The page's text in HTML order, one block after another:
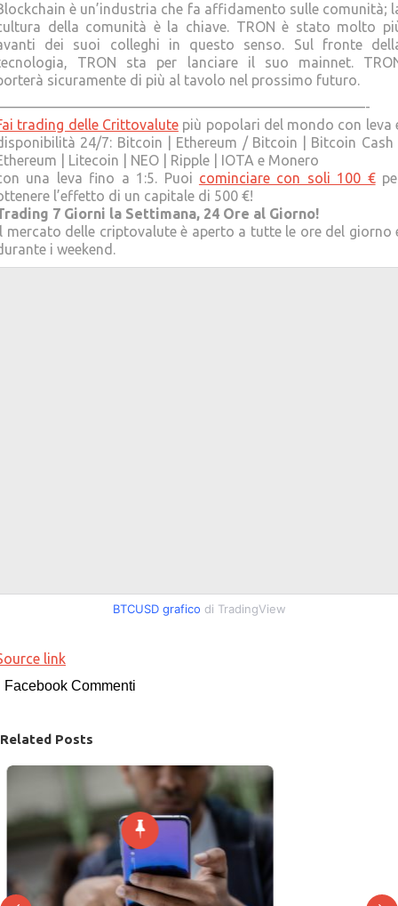
è un’industria che fa affidamento sulle comunità;
della comunità è la chiave. TRON è stato molto
dei suoi colleghi in questo senso. Sul fronte
TRON sta per lanciare il suo mainnet.
sicuramente di più al tavolo nel prossimo futuro.
trading delle Crittovalutepiù popolari del mondo con leva
24/7: Bitcoin | Ethereum / Bitcoin | Bitcoin Cash
| Litecoin | NEO | Ripple | IOTA e Monero
una leva fino a 1:5. Puoi cominciare con soli 100 €
l’effetto di un capitale di 500 €!
7 Giorni la Settimana, 24 Ore al Giorno!
mercato delle criptovalute è aperto a tutte le ore del giorno
i weekend.
BTCUSD grafico di TradingView
link
Facebook Commenti
Related Posts